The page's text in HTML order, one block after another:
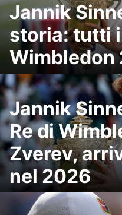
Jannik
storia: tutti
Wimbledon
Jannik
Re di
Zverev,
nel 2026